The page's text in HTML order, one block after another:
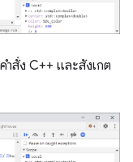
ำสั่ง C++ และสังเกต